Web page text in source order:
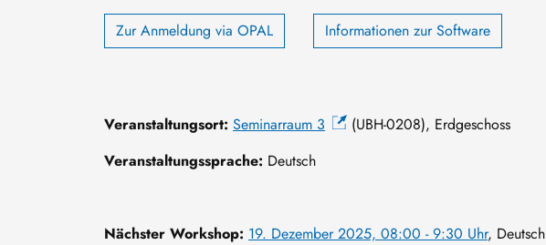
Zur Anmeldung via OPAL Informationen zur Software
Veranstaltungsort: Seminarraum 3
(UBH-0208), Erdgeschoss
Veranstaltungssprache: Deutsch
Nächster Workshop: 19. Dezember 2025, 08:00 - 9:30 Uhr, Deutsch